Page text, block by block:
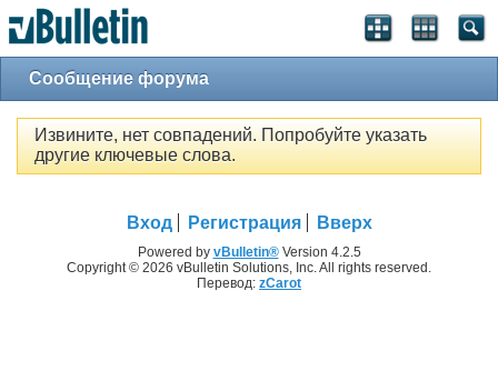
Сообщение форума
Извините, нет совпадений. Попробуйте указать
другие ключевые слова.
Вход Регистрация Вверх
Powered by vBulletin®Version 4.2.5
Copyright © 2026 vBulletin Solutions, Inc. All rights reserved.
Перевод: zCarot